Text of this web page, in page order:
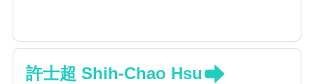
許士超 Shih-Chao Hsu